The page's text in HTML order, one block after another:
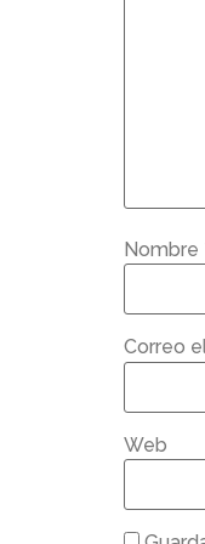
Nombre
Correo
Web